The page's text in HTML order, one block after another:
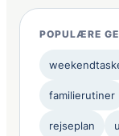
POPULÆRE
familierutiner
rejseplan